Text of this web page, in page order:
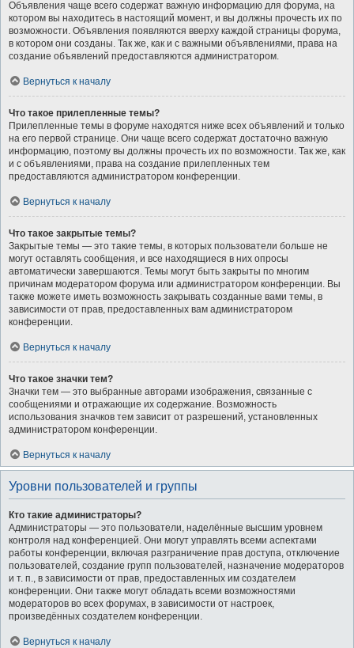
Объявления чаще всего содержат важную информацию для форума, на
котором вы находитесь в настоящий момент, и вы должны прочесть их по
возможности. Объявления появляются вверху каждой страницы форума,
в котором они созданы. Так же, как и с важными объявлениями, права на
создание объявлений предоставляются администратором.
Вернуться к началу
Что такое прилепленные темы?
Прилепленные темы в форуме находятся ниже всех объявлений и только
на его первой странице. Они чаще всего содержат достаточно важную
информацию, поэтому вы должны прочесть их по возможности. Так же, как
и с объявлениями, права на создание прилепленных тем
предоставляются администратором конференции.
Вернуться к началу
Что такое закрытые темы?
Закрытые темы — это такие темы, в которых пользователи больше не
могут оставлять сообщения, и все находящиеся в них опросы
автоматически завершаются. Темы могут быть закрыты по многим
причинам модератором форума или администратором конференции. Вы
также можете иметь возможность закрывать созданные вами темы, в
зависимости от прав, предоставленных вам администратором
конференции.
Вернуться к началу
Что такое значки тем?
Значки тем — это выбранные авторами изображения, связанные с
сообщениями и отражающие их содержание. Возможность
использования значков тем зависит от разрешений, установленных
администратором конференции.
Вернуться к началу
Уровни пользователей и группы
Кто такие администраторы?
Администраторы — это пользователи, наделённые высшим уровнем
контроля над конференцией. Они могут управлять всеми аспектами
работы конференции, включая разграничение прав доступа, отключение
пользователей, создание групп пользователей, назначение модераторов
и т. п., в зависимости от прав, предоставленных им создателем
конференции. Они также могут обладать всеми возможностями
модераторов во всех форумах, в зависимости от настроек,
произведённых создателем конференции.
Вернуться к началу